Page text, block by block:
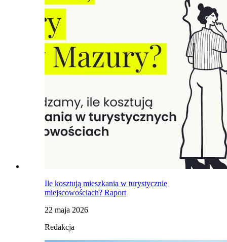
Ile kosztują mieszkania w turystycznie
miejscowościach? Raport
22 maja 2026
Redakcja